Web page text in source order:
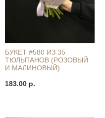
БУКЕТ #580 ИЗ 35
ТЮЛЬПАНОВ (РОЗОВЫЙ
И МАЛИНОВЫЙ)
183.00 р.